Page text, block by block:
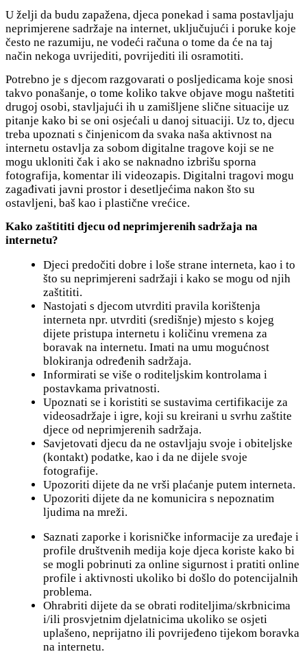
U želji da budu zapažena, djeca ponekad i sama postavljaju
neprimjerene sadržaje na internet, uključujući i poruke koje
često ne razumiju, ne vodeći računa o tome da će na taj
način nekoga uvrijediti, povrijediti ili osramotiti.
Potrebno je s djecom razgovarati o posljedicama koje snosi
takvo ponašanje, o tome koliko takve objave mogu naštetiti
drugoj osobi, stavljajući ih u zamišljene slične situacije uz
pitanje kako bi se oni osjećali u danoj situaciji. Uz to, djecu
treba upoznati s činjenicom da svaka naša aktivnost na
internetu ostavlja za sobom digitalne tragove koji se ne
mogu ukloniti čak i ako se naknadno izbrišu sporna
fotografija, komentar ili videozapis. Digitalni tragovi mogu
zagađivati javni prostor i desetljećima nakon što su
ostavljeni, baš kao i plastične vrećice.
Kako zaštititi djecu od neprimjerenih sadržaja na
internetu?
Djeci predočiti dobre i loše strane interneta, kao i to
što su neprimjereni sadržaji i kako se mogu od njih
zaštititi.
Nastojati s djecom utvrditi pravila korištenja
interneta npr. utvrditi (središnje) mjesto s kojeg
dijete pristupa internetu i količinu vremena za
boravak na internetu. Imati na umu mogućnost
blokiranja određenih sadržaja.
Informirati se više o roditeljskim kontrolama i
postavkama privatnosti.
Upoznati se i koristiti se sustavima certifikacije za
videosadržaje i igre, koji su kreirani u svrhu zaštite
djece od neprimjerenih sadržaja.
Savjetovati djecu da ne ostavljaju svoje i obiteljske
(kontakt) podatke, kao i da ne dijele svoje
fotografije.
Upozoriti dijete da ne vrši plaćanje putem interneta.
Upozoriti dijete da ne komunicira s nepoznatim
ljudima na mreži.
Saznati zaporke i korisničke informacije za uređaje i
profile društvenih medija koje djeca koriste kako bi
se mogli pobrinuti za online sigurnost i pratiti online
profile i aktivnosti ukoliko bi došlo do potencijalnih
problema.
Ohrabriti dijete da se obrati roditeljima/skrbnicima
i/ili prosvjetnim djelatnicima ukoliko se osjeti
uplašeno, neprijatno ili povrijeđeno tijekom boravka
na internetu.